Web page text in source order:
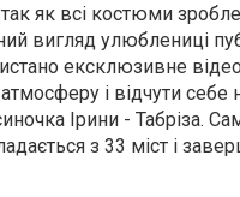
так як всі костюми
вигляд улюблениці
ексклюзивне
і відчути
Ірини - Табріза.
з 33 міст і